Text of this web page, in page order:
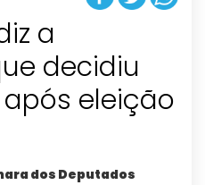
a
decidiu
após eleição
dos Deputados